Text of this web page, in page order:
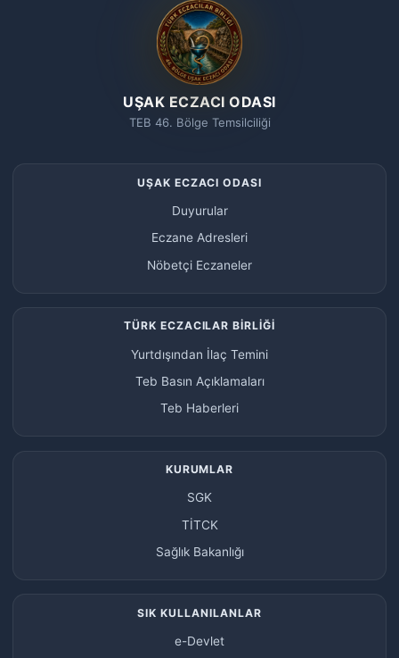
UŞAK ECZACI ODASI
TEB 46. Bölge Temsilciliği
UŞAK ECZACI ODASI
Duyurular
Eczane Adresleri
Nöbetçi Eczaneler
TÜRK ECZACILAR BİRLİĞİ
Yurtdışından İlaç Temini
Teb Basın Açıklamaları
Teb Haberleri
KURUMLAR
SGK
TİTCK
Sağlık Bakanlığı
SIK KULLANILANLAR
e-Devlet